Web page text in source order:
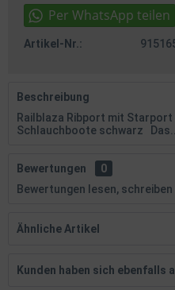
Artikel-Nr.:
Beschreibung
Railblaza Ribport mit
Schlauchboote schwarz Das...
Bewertungen
0
Bewertungen lesen, schreiben
Ähnliche Artikel
Kunden haben sich ebenfalls